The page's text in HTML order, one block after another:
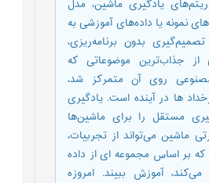
یادگیری ماشین، مدل
نمونه یا داده‌های آموزشی به
بدون برنامه‌ریزی،
از جذاب‌ترین موضوعاتی که
روی آن متمرکز شد،
ها در آینده است. یادگیری
مستقل را برای ماشین‌ها
ماشین می‌تواند از تجربیات،
بر اساس مجموعه ای از داده
آموزش ببیند. امروزه